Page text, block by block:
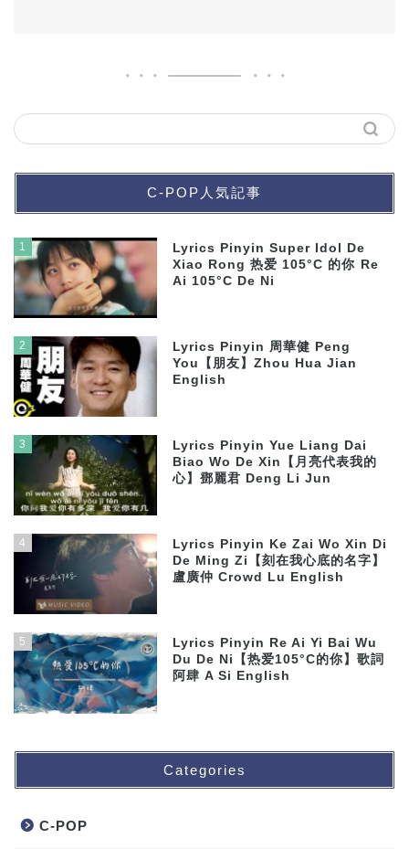
C-POP人気記事
1
Lyrics Pinyin Super Idol De
Xiao Rong 热爱 105°C 的你 Re
Ai 105°C De Ni
2
Lyrics Pinyin 周華健 Peng
You【朋友】Zhou Hua Jian
English
3
Lyrics Pinyin Yue Liang Dai
Biao Wo De Xin【月亮代表我的
心】鄧麗君 Deng Li Jun
4
Lyrics Pinyin Ke Zai Wo Xin Di
De Ming Zi【刻在我心底的名字】
盧廣仲 Crowd Lu English
5
Lyrics Pinyin Re Ai Yi Bai Wu
Du De Ni【热爱105°C的你】歌詞
阿肆 A Si English
Categories
C-POP